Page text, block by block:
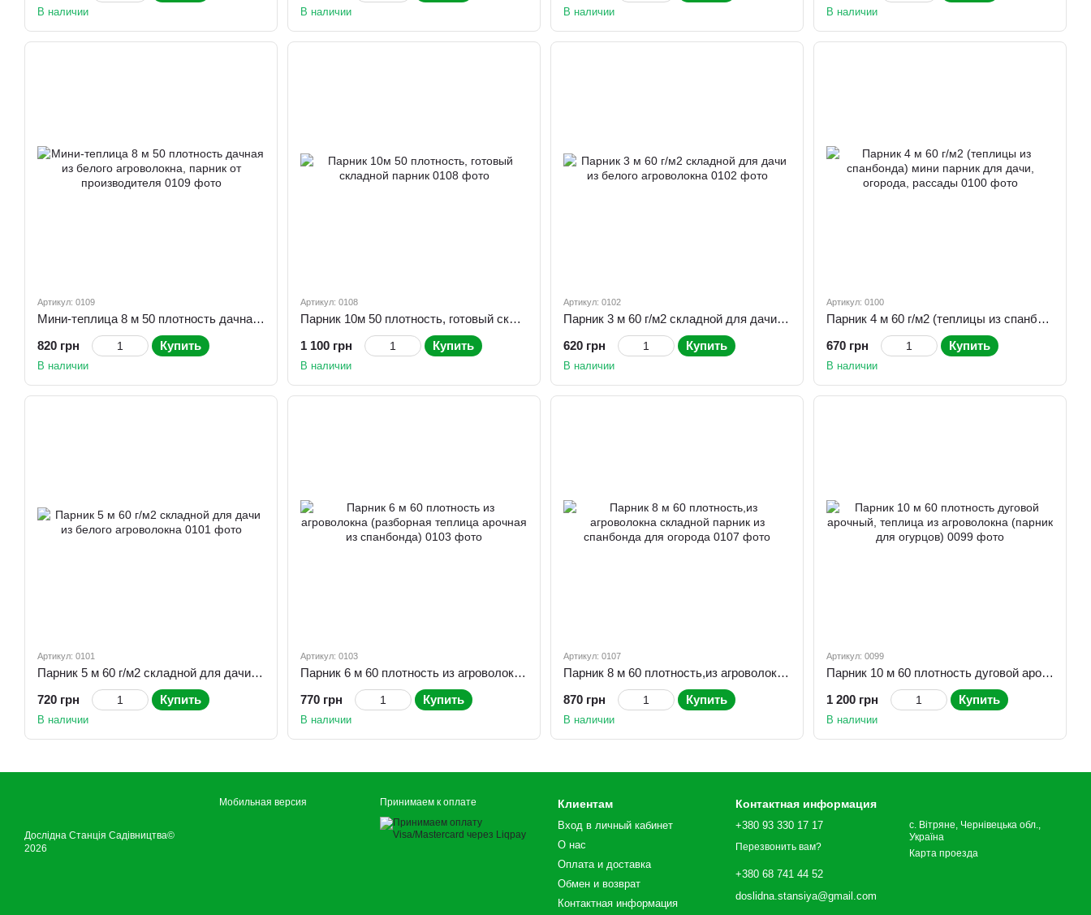
В наличии В наличии В наличии В наличии
Артикул: 0109
Мини-теплица 8 м 50 плотность дачная из белого агроволокна, парник от производителя
820 грн
Купить
В наличии
Артикул: 0108
Парник 10м 50 плотность, готовый складной парник
1 100 грн
Купить
В наличии
Артикул: 0102
Парник 3 м 60 г/м2 складной для дачи из белого агроволокна
620 грн
Купить
В наличии
Артикул: 0100
Парник 4 м 60 г/м2 (теплицы из спанбонда) мини парник для дачи, огорода, рассады
670 грн
Купить
В наличии
Артикул: 0101
Парник 5 м 60 г/м2 складной для дачи из белого агроволокна
720 грн
Купить
В наличии
Артикул: 0103
Парник 6 м 60 плотность из агроволокна (разборная теплица арочная из спанбонда)
770 грн
Купить
В наличии
Артикул: 0107
Парник 8 м 60 плотность,из агроволокна складной парник из спанбонда для огорода
870 грн
Купить
В наличии
Артикул: 0099
Парник 10 м 60 плотность дуговой арочный, теплица из агроволокна (парник для огурцов)
1 200 грн
Купить
В наличии
Дослідна Станція Садівництва©
2026
Мобильная версия Принимаем к оплате Клиентам
Вход в личный кабинет
О нас
Оплата и доставка
Обмен и возврат
Контактная информация
Контактная информация
+380 93 330 17 17
Перезвонить вам?
+380 68 741 44 52
doslidna.stansiya@gmail.com
с. Вітряне, Чернівецька обл.,
Україна
Карта проезда